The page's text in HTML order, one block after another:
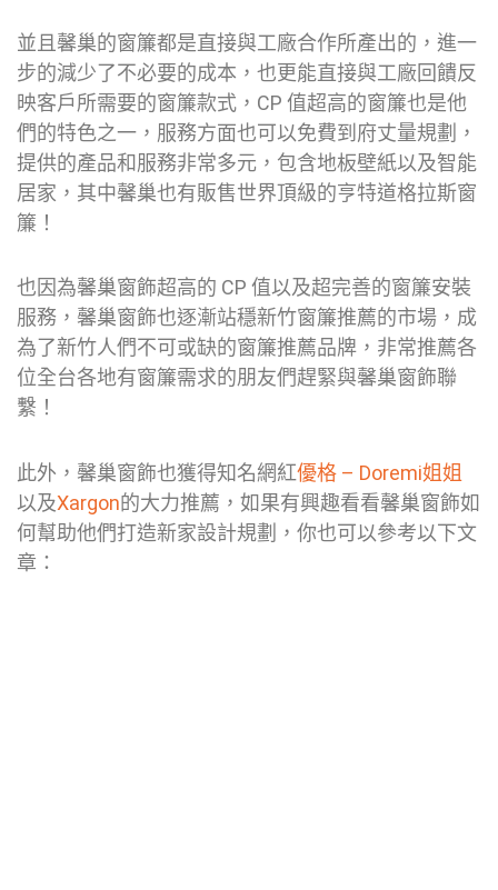
並且馨巢的窗簾都是直接與工廠合作所產出的，進一
步的減少了不必要的成本，也更能直接與工廠回饋反
映客戶所需要的窗簾款式，CP 值超高的窗簾也是他
們的特色之一，服務方面也可以免費到府丈量規劃，
提供的產品和服務非常多元，包含地板壁紙以及智能
居家，其中馨巢也有販售世界頂級的亨特道格拉斯窗
簾！
也因為馨巢窗飾超高的 CP 值以及超完善的窗簾安裝
服務，馨巢窗飾也逐漸站穩新竹窗簾推薦的市場，成
為了新竹人們不可或缺的窗簾推薦品牌，非常推薦各
位全台各地有窗簾需求的朋友們趕緊與馨巢窗飾聯
繫！
此外，馨巢窗飾也獲得知名網紅優格 – Doremi姐姐
以及Xargon的大力推薦，如果有興趣看看馨巢窗飾如
何幫助他們打造新家設計規劃，你也可以參考以下文
章：